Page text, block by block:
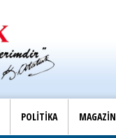
POLİTİKA MAGAZİN